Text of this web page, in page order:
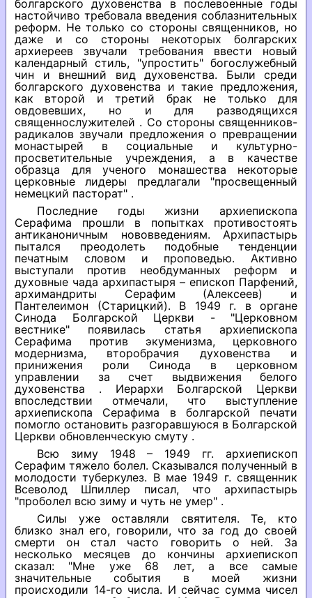
болгарского духовенства в послевоенные годы
настойчиво требовала введения соблазнительных
реформ. Не только со стороны священников, но
даже и со стороны некоторых болгарских
архиереев звучали требования ввести новый
календарный стиль, "упростить" богослужебный
чин и внешний вид духовенства. Были среди
болгарского духовенства и такие предложения,
как второй и третий брак не только для
овдовевших, но и для разводящихся
священнослужителей . Со стороны священников-
радикалов звучали предложения о превращении
монастырей в социальные и культурно-
просветительные учреждения, а в качестве
образца для ученого монашества некоторые
церковные лидеры предлагали "просвещенный
немецкий пасторат" .
Последние годы жизни архиепископа
Серафима прошли в попытках противостоять
антиканоничным нововведениям. Архипастырь
пытался преодолеть подобные тенденции
печатным словом и проповедью. Активно
выступали против необдуманных реформ и
духовные чада архипастыря – епископ Парфений,
архимандриты Серафим (Алексеев) и
Пантелеимон (Старицкий). В 1949 г. в органе
Синода Болгарской Церкви - "Церковном
вестнике" появилась статья архиепископа
Серафима против экуменизма, церковного
модернизма, второбрачия духовенства и
принижения роли Синода в церковном
управлении за счет выдвижения белого
духовенства . Иерархи Болгарской Церкви
впоследствии отмечали, что выступление
архиепископа Серафима в болгарской печати
помогло остановить разгоравшуюся в Болгарской
Церкви обновленческую смуту .
Всю зиму 1948 – 1949 гг. архиепископ
Серафим тяжело болел. Сказывался полученный в
молодости туберкулез. В мае 1949 г. священник
Всеволод Шпиллер писал, что архипастырь
"проболел всю зиму и чуть не умер" .
Силы уже оставляли святителя. Те, кто
близко знал его, говорили, что за год до своей
смерти он стал часто говорить о ней. За
несколько месяцев до кончины архиепископ
сказал: "Мне уже 68 лет, а все самые
значительные события в моей жизни
происходили 14-го числа. И сейчас сумма чисел